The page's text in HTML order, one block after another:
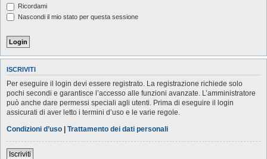
Ricordami
Nascondi il mio stato per questa sessione
ISCRIVITI
Per eseguire il login devi essere registrato. La registrazione richiede solo
pochi secondi e garantisce l’accesso alle funzioni avanzate. L’amministratore
può anche dare permessi speciali agli utenti. Prima di eseguire il login
assicurati di aver letto i termini d’uso e le varie regole.
Condizioni d’uso | Trattamento dei dati personali
Iscriviti